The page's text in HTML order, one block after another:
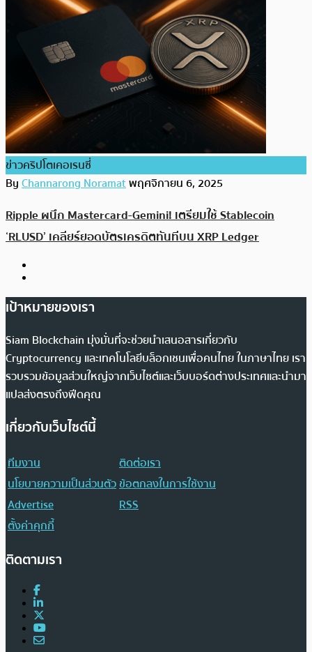
ข่าวคริปโตเคอเรนซี่
ByChannarong Noramatพฤศจิกายน 6, 2025
Ripple ผนึก Mastercard-Gemini! เตรียมใช้ Stablecoin
‘RLUSD’ เคลียร์ยอดบัตรเครดิตทันทีบน XRP Ledger
เป้าหมายของเรา
Siam Blockchain มุ่งมั่นที่จะช่วยนำเสนอสารเกี่ยวกับ
Cryptocurrency และเทคโนโลยีบล็อกเชนเพื่อคนไทย ในภาษาไทย เรา
รวบรวมข้อมูลส่วนใหญ่จากเว็บไซต์และเว็บบอร์ดต่างประเทศและนำมา
แปลส่งตรงถึงฟีดคุณ
เกี่ยวกับเว็บไซต์นี้
ทีมงาน
ติดต่อเรา
นโยบายความเป็นส่วนตัวข้อตกลงในการใช้งาน
Advertise
RSS
ตั้งค่าคุกกี้
ติดตามเรา